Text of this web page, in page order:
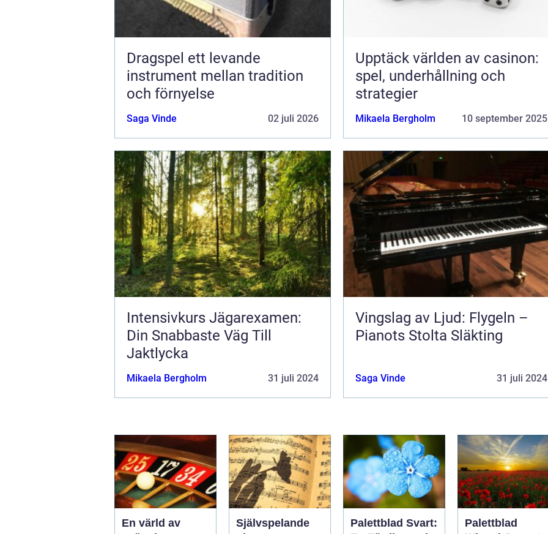
Dragspel ett levande
instrument mellan tradition
och förnyelse
Saga Vinde 02 juli 2026
Upptäck världen av casinon:
spel, underhållning och
strategier
Mikaela Bergholm 10 september 2025
Intensivkurs Jägarexamen:
Din Snabbaste Väg Till
Jaktlycka
Mikaela Bergholm 31 juli 2024
Vingslag av Ljud: Flygeln –
Pianots Stolta Släkting
Saga Vinde 31 juli 2024
En värld av
Självspelande
Palettblad Svart:
Palettblad